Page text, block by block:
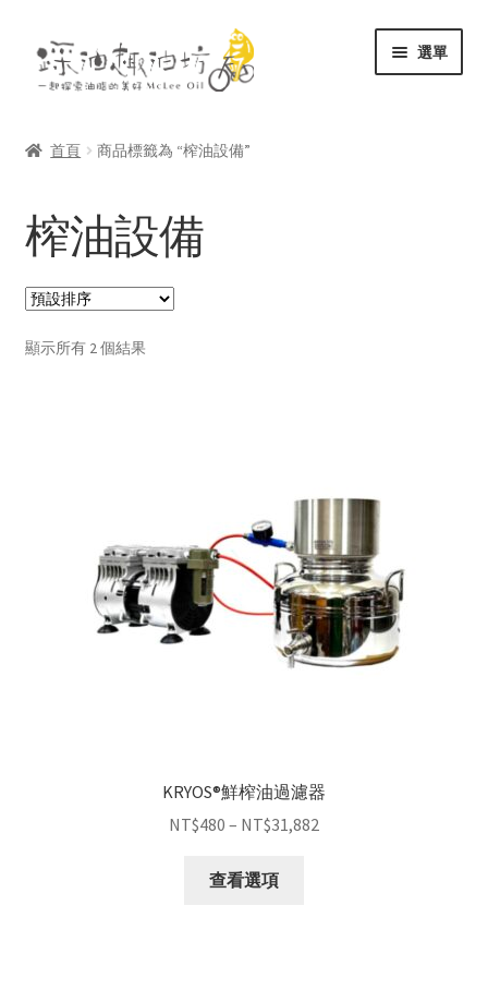
至
導
列
至
主
內
選單
文庫
聯絡
首頁 商品標籤為 “榨油設備”
榨油設備
顯示所有 2 個結果
KRYOS®鮮榨油過濾器
NT$480 – NT$31,882
查看選項